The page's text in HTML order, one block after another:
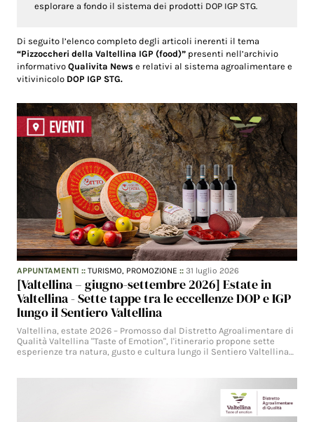
esplorare a fondo il sistema dei prodotti DOP IGP STG.
Di seguito l’elenco completo degli articoli inerenti il tema
“Pizzoccheri della Valtellina IGP (food)” presenti nell’archivio
informativoQualivita News e relativi al sistema agroalimentare e
vitivinicolo DOP IGP STG.
APPUNTAMENTI ::TURISMO, PROMOZIONE ::31 luglio 2026
[Valtellina – giugno-settembre 2026] Estate in
Valtellina - Sette tappe tra le eccellenze DOP e IGP
lungo il Sentiero Valtellina
Valtellina, estate 2026 – Promosso dal Distretto Agroalimentare di
Qualità Valtellina "Taste of Emotion", l'itinerario propone sette
esperienze tra natura, gusto e cultura lungo il Sentiero Valtellina…